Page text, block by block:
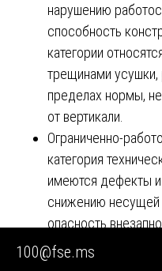
нарушению
способность
категории
трещинами
пределах нормы,
от вертикали.
Ограниченно-
категория
имеются дефекты
снижению несущей
опасность
функционирование
100@fse.ms